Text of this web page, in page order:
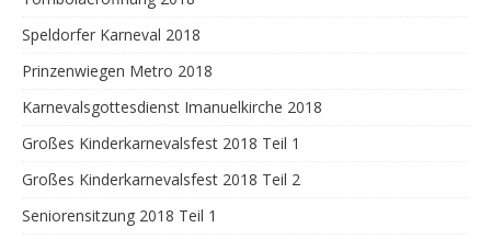
Speldorfer Karneval 2018
Prinzenwiegen Metro 2018
Karnevalsgottesdienst Imanuelkirche 2018
Großes Kinderkarnevalsfest 2018 Teil 1
Großes Kinderkarnevalsfest 2018 Teil 2
Seniorensitzung 2018 Teil 1